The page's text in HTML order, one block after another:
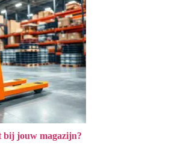
bij jouw magazijn?